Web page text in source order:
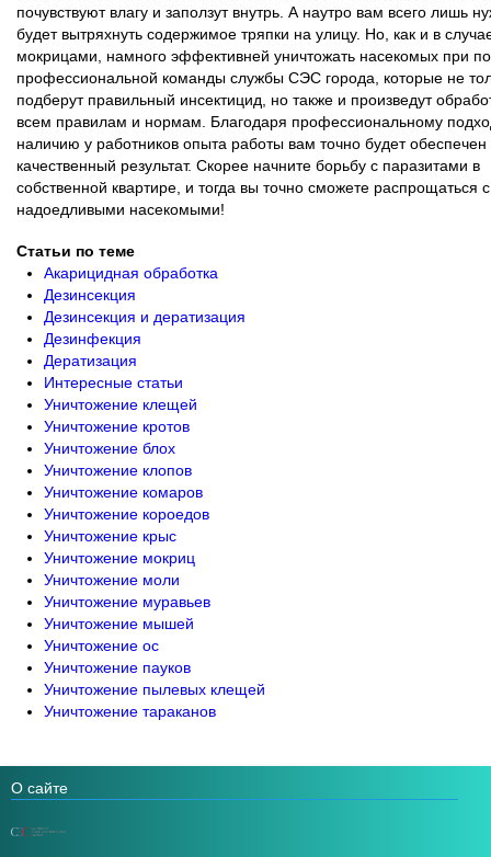
почувствуют влагу и заползут внутрь. А наутро вам всего лишь
будет вытряхнуть содержимое тряпки на улицу. Но, как и в
мокрицами, намного эффективней уничтожать насекомых при
профессиональной команды службы СЭС города, которые не
подберут правильный инсектицид, но также и произведут
всем правилам и нормам. Благодаря профессиональному
наличию у работников опыта работы вам точно будет обеспечен
качественный результат. Скорее начните борьбу с паразитами в
собственной квартире, и тогда вы точно сможете распрощаться с
надоедливыми насекомыми!
Статьи по теме
Акарицидная обработка
Дезинсекция
Дезинсекция и дератизация
Дезинфекция
Дератизация
Интересные статьи
Уничтожение клещей
Уничтожение кротов
Уничтожение блох
Уничтожение клопов
Уничтожение комаров
Уничтожение короедов
Уничтожение крыс
Уничтожение мокриц
Уничтожение моли
Уничтожение муравьев
Уничтожение мышей
Уничтожение ос
Уничтожение пауков
Уничтожение пылевых клещей
Уничтожение тараканов
О сайте